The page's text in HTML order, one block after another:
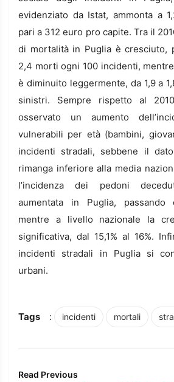
evidenziato da Istat, ammonta a
pari a 312 euro pro capite. Tra il
di mortalità in Puglia è cresciuto,
2,4 morti ogni 100 incidenti,
è diminuito leggermente, da 1,9 a
sinistri. Sempre rispetto al
osservato un aumento
vulnerabili per età (bambini,
incidenti stradali, sebbene il
rimanga inferiore alla media
l’incidenza dei pedoni
aumentata in Puglia, passando
mentre a livello nazionale la
significativa, dal 15,1% al 16%.
incidenti stradali in Puglia si
urbani.
Tags : incidenti mortali
Read Previous